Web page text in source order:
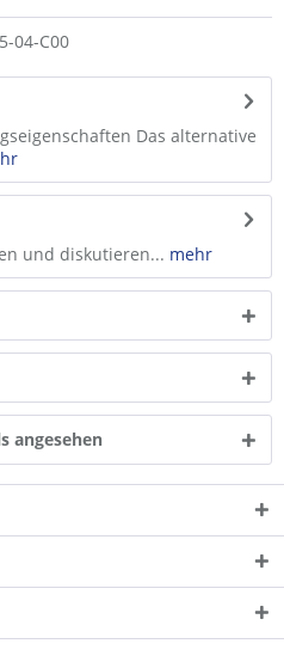
04-C00
Das alternative
und diskutieren... mehr
angesehen